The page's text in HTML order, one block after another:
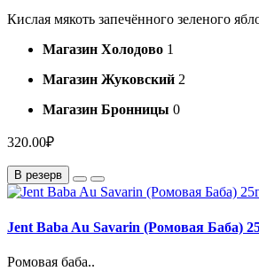
Кислая мякоть запечённого зеленого
Магазин Холодово 1
Магазин Жуковский 2
Магазин Бронницы 0
320.00₽
В резерв
Jent Baba Au Savarin (Ромовая Баба)
Ромовая баба..